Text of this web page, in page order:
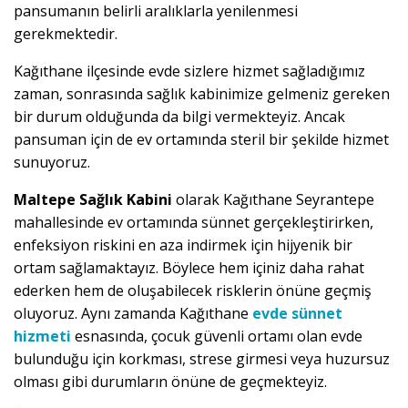
pansumanın belirli aralıklarla yenilenmesi
gerekmektedir.
Kağıthane ilçesinde evde sizlere hizmet sağladığımız
zaman, sonrasında sağlık kabinimize gelmeniz gereken
bir durum olduğunda da bilgi vermekteyiz. Ancak
pansuman için de ev ortamında steril bir şekilde hizmet
sunuyoruz.
Maltepe Sağlık Kabini olarak Kağıthane Seyrantepe
mahallesinde ev ortamında sünnet gerçekleştirirken,
enfeksiyon riskini en aza indirmek için hijyenik bir
ortam sağlamaktayız. Böylece hem içiniz daha rahat
ederken hem de oluşabilecek risklerin önüne geçmiş
oluyoruz. Aynı zamanda Kağıthane evde sünnet
hizmeti esnasında, çocuk güvenli ortamı olan evde
bulunduğu için korkması, strese girmesi veya huzursuz
olması gibi durumların önüne de geçmekteyiz.